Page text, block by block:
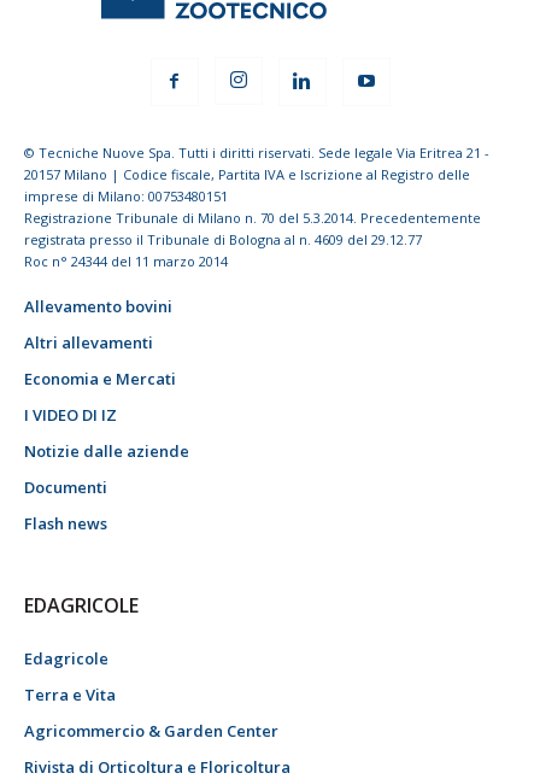
© Tecniche Nuove Spa. Tutti i diritti riservati. Sede legale Via Eritrea 21 -
20157 Milano | Codice fiscale, Partita IVA e Iscrizione al Registro delle
imprese di Milano: 00753480151
Registrazione Tribunale di Milano n. 70 del 5.3.2014. Precedentemente
registrata presso il Tribunale di Bologna al n. 4609 del 29.12.77
Roc n° 24344 del 11 marzo 2014
Allevamento bovini
Altri allevamenti
Economia e Mercati
I VIDEO DI IZ
Notizie dalle aziende
Documenti
Flash news
EDAGRICOLE
Edagricole
Terra e Vita
Agricommercio & Garden Center
Rivista di Orticoltura e Floricoltura